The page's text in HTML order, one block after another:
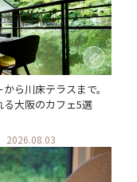
ら川床テラスまで。
る大阪のカフェ5選
2026.08.03